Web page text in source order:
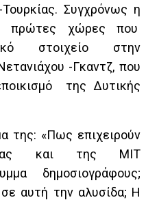
Συγχρόνως η
πρώτες χώρες που
στοιχείο στην
-Γκαντζ, που
της Δυτικής
της: «Πως επιχειρούν
και της ΜΙΤ
δημοσιογράφους;
αυτή την αλυσίδα; Η